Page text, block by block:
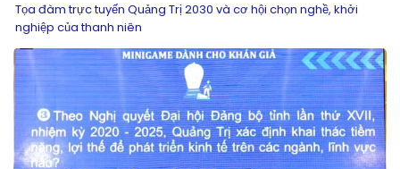
Tọa đàm trực tuyến Quảng Trị 2030 và cơ hội chọn nghề, khởi
nghiệp của thanh niên